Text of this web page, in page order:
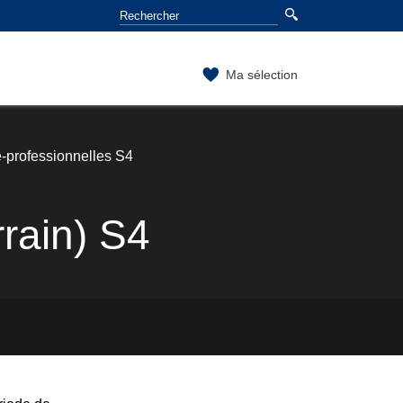
Ma sélection
professionnelles S4
S4